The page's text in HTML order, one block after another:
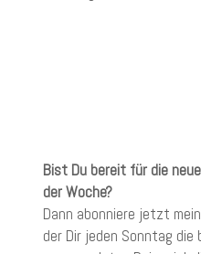
Bist Du bereit für die
der Woche?
Dann abonniere jetzt
der Dir jeden Sonntag